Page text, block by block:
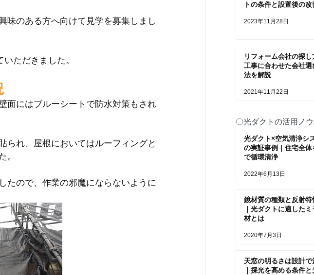
味のある方へ向けて見学を募集しまし
ただきました。
面にはブルーシートで防水対策もされ
られ、屋根においてはルーフィングと
。
たので、作業の邪魔にならないように
トの条件と設置後の
2023年11月28日
リフォーム会社の探
工事に合わせた会社選
法を解説
2021年11月22日
〇光ダクトの活用ノ
光ダクト×空気清浄シ
の実証事例｜住宅全体
で循環清浄
2022年6月13日
鏡材質の種類と反射特
｜光ダクトに適した
材とは
2020年7月3日
天窓の明るさは設計で
｜採光を高める条件